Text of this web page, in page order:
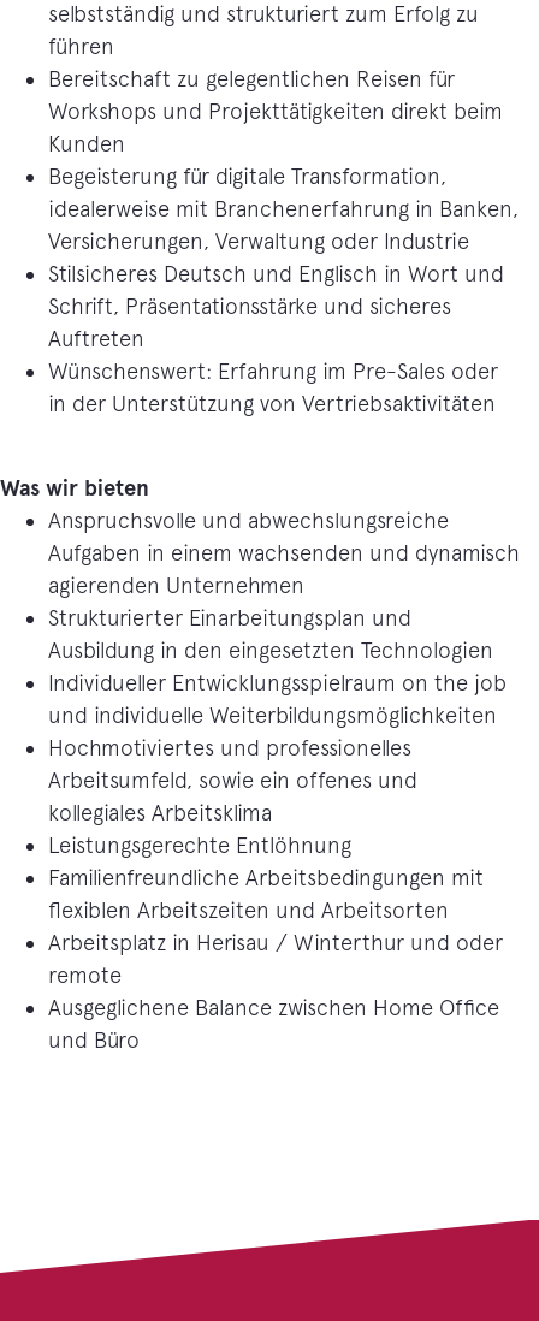
selbstständig und strukturiert zum Erfolg zu
führen
Bereitschaft zu gelegentlichen Reisen für
Workshops und Projekttätigkeiten direkt beim
Kunden
Begeisterung für digitale Transformation,
idealerweise mit Branchenerfahrung in Banken,
Versicherungen, Verwaltung oder Industrie
Stilsicheres Deutsch und Englisch in Wort und
Schrift, Präsentationsstärke und sicheres
Auftreten
Wünschenswert: Erfahrung im Pre-Sales oder
in der Unterstützung von Vertriebsaktivitäten
Was wir bieten
Anspruchsvolle und abwechslungsreiche
Aufgaben in einem wachsenden und dynamisch
agierenden Unternehmen
Strukturierter Einarbeitungsplan und
Ausbildung in den eingesetzten Technologien
Individueller Entwicklungsspielraum on the job
und individuelle Weiterbildungsmöglichkeiten
Hochmotiviertes und professionelles
Arbeitsumfeld, sowie ein offenes und
kollegiales Arbeitsklima
Leistungsgerechte Entlöhnung
Familienfreundliche Arbeitsbedingungen mit
flexiblen Arbeitszeiten und Arbeitsorten
Arbeitsplatz in Herisau / Winterthur und oder
remote
Ausgeglichene Balance zwischen Home Office
und Büro